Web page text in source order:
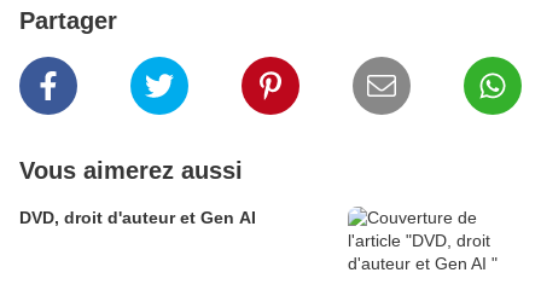
Partager
Vous aimerez aussi
DVD, droit d'auteur et Gen AI